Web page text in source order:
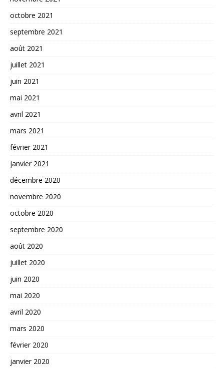
octobre 2021
septembre 2021
août 2021
juillet 2021
juin 2021
mai 2021
avril 2021
mars 2021
février 2021
janvier 2021
décembre 2020
novembre 2020
octobre 2020
septembre 2020
août 2020
juillet 2020
juin 2020
mai 2020
avril 2020
mars 2020
février 2020
janvier 2020